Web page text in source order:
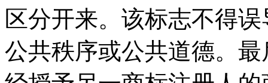
区分开来。该标志不得
公共秩序或公共道德。